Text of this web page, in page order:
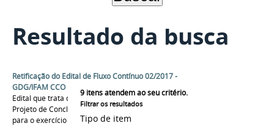
Resultado da busca
9 itens atendem ao seu critério.
Filtrar os resultados
Tipo de item
Retificação do Edital de Fluxo Contínuo 02/2017 -
GDG/IFAM CCO
Edital que trata de Inscrição e Submissão de
Projeto de Conclusão de Curso Técnico – PCCT
para o exercício de 2017